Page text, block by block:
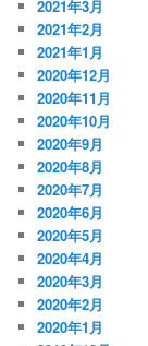
2021年3月
2021年2月
2021年1月
2020年12月
2020年11月
2020年10月
2020年9月
2020年8月
2020年7月
2020年6月
2020年5月
2020年4月
2020年3月
2020年2月
2020年1月